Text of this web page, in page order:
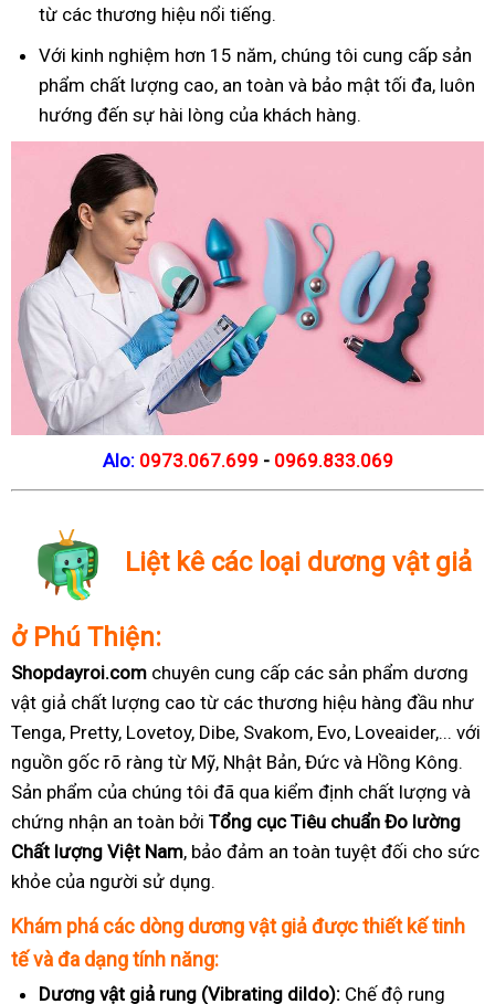
từ các thương hiệu nổi tiếng.
Với kinh nghiệm hơn 15 năm, chúng tôi cung cấp sản
phẩm chất lượng cao, an toàn và bảo mật tối đa, luôn
hướng đến sự hài lòng của khách hàng.
Alo: 0973.067.699 - 0969.833.069
Liệt kê các loại dương vật giả
ở Phú Thiện:
Shopdayroi.com chuyên cung cấp các sản phẩm dương
vật giả chất lượng cao từ các thương hiệu hàng đầu như
Tenga, Pretty, Lovetoy, Dibe, Svakom, Evo, Loveaider,... với
nguồn gốc rõ ràng từ Mỹ, Nhật Bản, Đức và Hồng Kông.
Sản phẩm của chúng tôi đã qua kiểm định chất lượng và
chứng nhận an toàn bởi Tổng cục Tiêu chuẩn Đo lường
Chất lượng Việt Nam, bảo đảm an toàn tuyệt đối cho sức
khỏe của người sử dụng.
Khám phá các dòng dương vật giả được thiết kế tinh
tế và đa dạng tính năng:
Dương vật giả rung (Vibrating dildo): Chế độ rung